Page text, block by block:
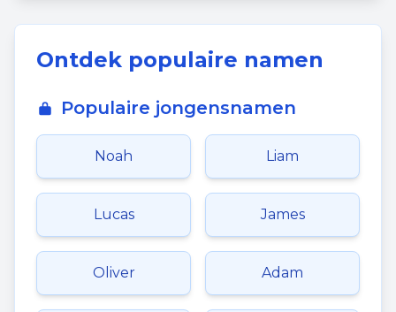
Ontdek populaire namen
Populaire jongensnamen
Noah Liam
Lucas James
Oliver Adam